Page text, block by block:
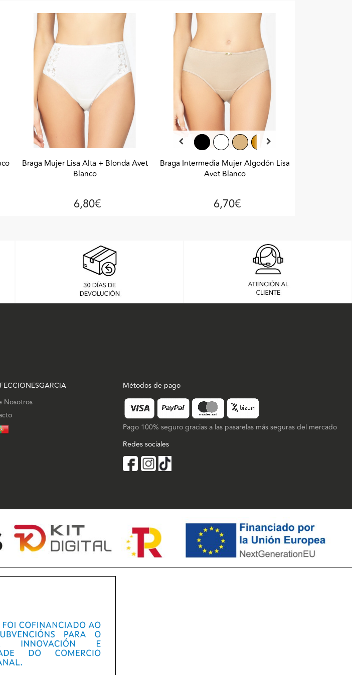
Braga Mujer Lisa Alta + Blonda Avet
Blanco
6,80€
Braga Intermedia Mujer Algodón Lisa
Avet Blanco
6,70€
Nosotros
Métodos de pago
Pago 100% seguro gracias a las pasarelas más seguras del mercado
Redes sociales